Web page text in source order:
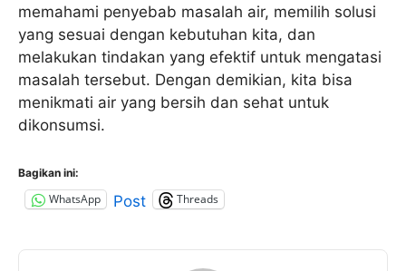
memahami penyebab masalah air, memilih solusi
yang sesuai dengan kebutuhan kita, dan
melakukan tindakan yang efektif untuk mengatasi
masalah tersebut. Dengan demikian, kita bisa
menikmati air yang bersih dan sehat untuk
dikonsumsi.
Bagikan ini:
WhatsApp Post Threads